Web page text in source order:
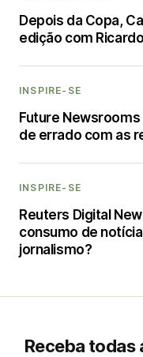
Depois da Copa,
edição com
INSPIRE-SE
Future Newsrooms
de errado com as
INSPIRE-SE
Reuters Digital
consumo de
jornalismo?
Receba todas